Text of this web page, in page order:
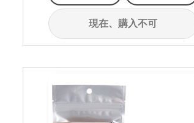
現在、購入不可